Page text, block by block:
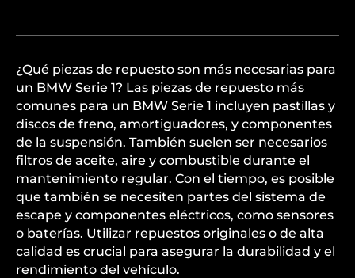
¿Qué piezas de repuesto son más necesarias para
un BMW Serie 1? Las piezas de repuesto más
comunes para un BMW Serie 1 incluyen pastillas y
discos de freno, amortiguadores, y componentes
de la suspensión. También suelen ser necesarios
filtros de aceite, aire y combustible durante el
mantenimiento regular. Con el tiempo, es posible
que también se necesiten partes del sistema de
escape y componentes eléctricos, como sensores
o baterías. Utilizar repuestos originales o de alta
calidad es crucial para asegurar la durabilidad y el
rendimiento del vehículo.